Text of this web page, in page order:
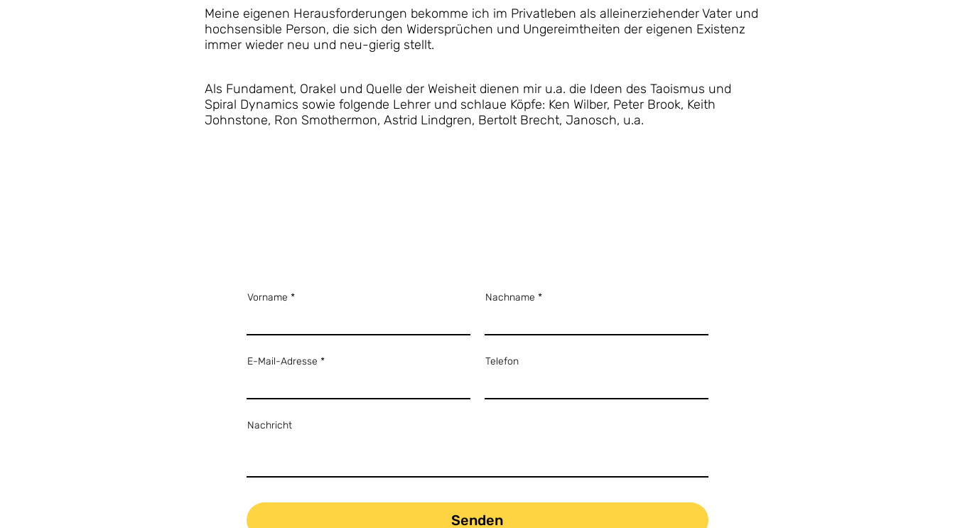
Vorname Nachname
E-Mail-Adresse Telefon
Nachricht
Senden
Meine eigenen Herausforderungen bekomme ich im Privatleben als alleinerziehender Vater und
hochsensible Person, die sich den Widersprüchen und Ungereimtheiten der eigenen Existenz
immer wieder neu und neu-gierig stellt.
Als Fundament, Orakel und Quelle der Weisheit dienen mir u.a. die Ideen des Taoismus und
Spiral Dynamics sowie folgende Lehrer und schlaue Köpfe: Ken Wilber, Peter Brook, Keith
Johnstone, Ron Smothermon, Astrid Lindgren, Bertolt Brecht, Janosch, u.a.